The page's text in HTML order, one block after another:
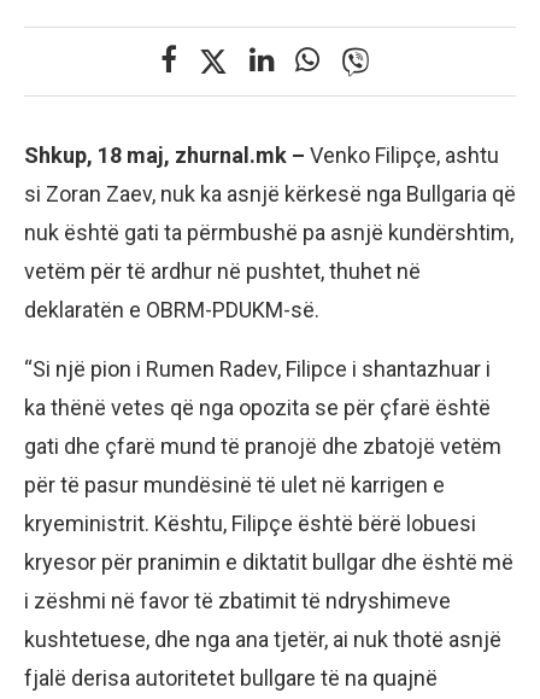
Shkup, 18 maj, zhurnal.mk – Venko Filipçe, ashtu
si Zoran Zaev, nuk ka asnjë kërkesë nga Bullgaria që
nuk është gati ta përmbushë pa asnjë kundërshtim,
vetëm për të ardhur në pushtet, thuhet në
deklaratën e OBRM-PDUKM-së.
“Si një pion i Rumen Radev, Filipce i shantazhuar i
ka thënë vetes që nga opozita se për çfarë është
gati dhe çfarë mund të pranojë dhe zbatojë vetëm
për të pasur mundësinë të ulet në karrigen e
kryeministrit. Kështu, Filipçe është bërë lobuesi
kryesor për pranimin e diktatit bullgar dhe është më
i zëshmi në favor të zbatimit të ndryshimeve
kushtetuese, dhe nga ana tjetër, ai nuk thotë asnjë
fjalë derisa autoritetet bullgare të na quajnë